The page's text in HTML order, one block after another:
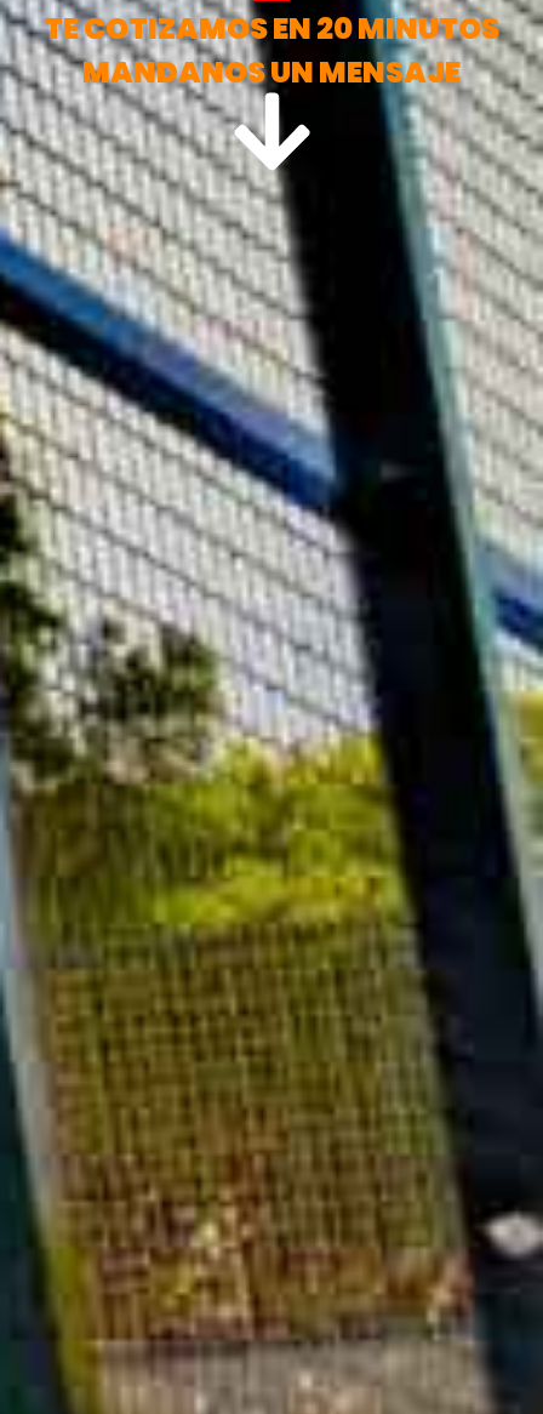
TE COTIZAMOS EN 20 MINUTOS
MANDANOS UN MENSAJE